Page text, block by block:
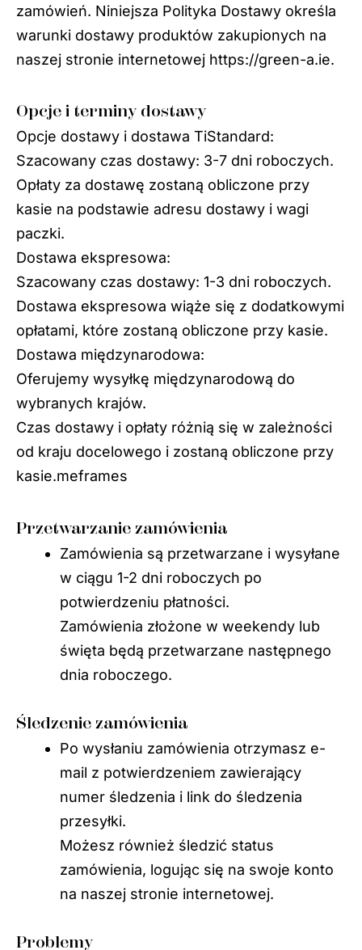
zamówień. Niniejsza Polityka Dostawy określa
warunki dostawy produktów zakupionych na
naszej stronie internetowej https://green-a.ie.
Opcje i terminy dostawy
Opcje dostawy i dostawa TiStandard:
Szacowany czas dostawy: 3-7 dni roboczych.
Opłaty za dostawę zostaną obliczone przy
kasie na podstawie adresu dostawy i wagi
paczki.
Dostawa ekspresowa:
Szacowany czas dostawy: 1-3 dni roboczych.
Dostawa ekspresowa wiąże się z dodatkowymi
opłatami, które zostaną obliczone przy kasie.
Dostawa międzynarodowa:
Oferujemy wysyłkę międzynarodową do
wybranych krajów.
Czas dostawy i opłaty różnią się w zależności
od kraju docelowego i zostaną obliczone przy
kasie.meframes
Przetwarzanie zamówienia
Zamówienia są przetwarzane i wysyłane
w ciągu 1-2 dni roboczych po
potwierdzeniu płatności.
Zamówienia złożone w weekendy lub
święta będą przetwarzane następnego
dnia roboczego.
Śledzenie zamówienia
Po wysłaniu zamówienia otrzymasz e-
mail z potwierdzeniem zawierający
numer śledzenia i link do śledzenia
przesyłki.
Możesz również śledzić status
zamówienia, logując się na swoje konto
na naszej stronie internetowej.
Problemy